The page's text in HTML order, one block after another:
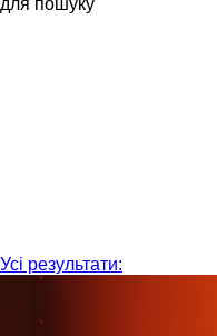
Усі результати: